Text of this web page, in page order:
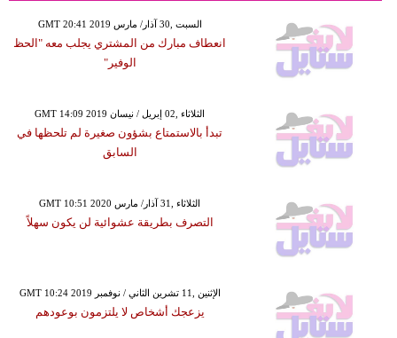
GMT 20:41 2019 السبت ,30 آذار/ مارس
انعطاف مبارك من المشتري يجلب معه "الحظ
الوفير"
GMT 14:09 2019 الثلاثاء ,02 إبريل / نيسان
تبدأ بالاستمتاع بشؤون صغيرة لم تلحظها في
السابق
GMT 10:51 2020 الثلاثاء ,31 آذار/ مارس
التصرف بطريقة عشوائية لن يكون سهلاً
GMT 10:24 2019 الإثنين ,11 تشرين الثاني / نوفمبر
يزعجك أشخاص لا يلتزمون بوعودهم